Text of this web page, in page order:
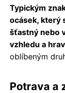
Typickým
ocásek, který
šťastný nebo
vzhledu a
oblíbeným
Potrava a